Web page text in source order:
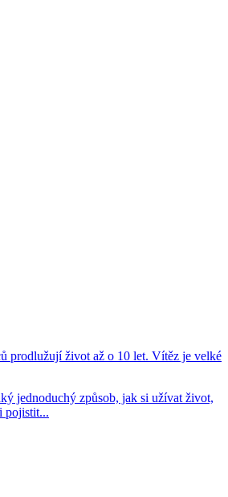
prodlužují život až o 10 let. Vítěz je velké
jednoduchý způsob, jak si užívat život,
pojistit...